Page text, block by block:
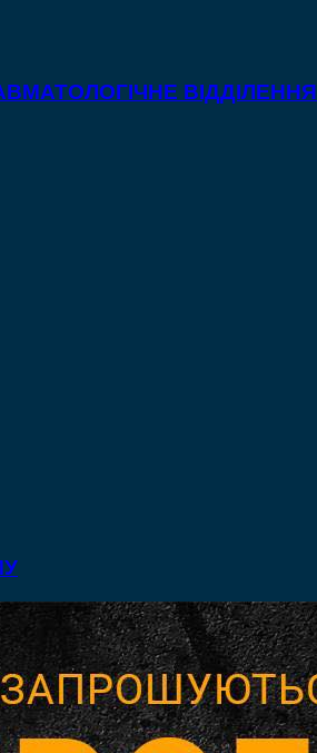
ВІДДІЛЕННЯ